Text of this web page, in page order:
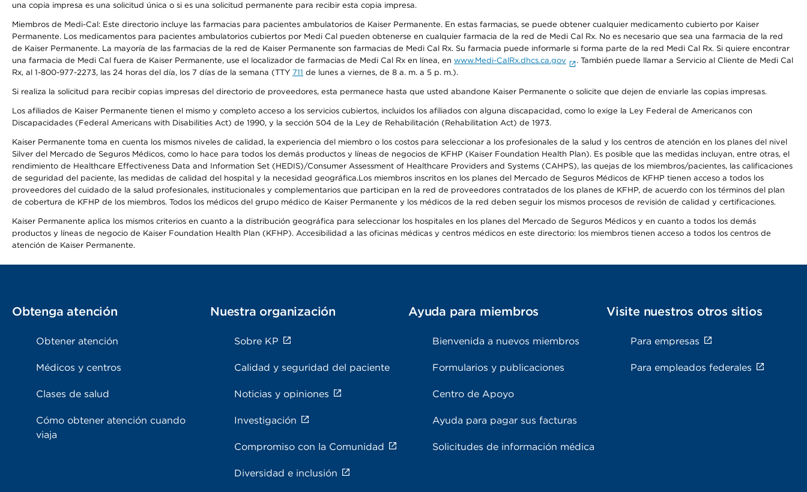
una copia impresa es una solicitud única o si es una solicitud permanente para recibir esta copia impresa.
Miembros de Medi-Cal: Este directorio incluye las farmacias para pacientes ambulatorios de Kaiser Permanente. En estas farmacias, se puede obtener cualquier medicamento cubierto por Kaiser
Permanente. Los medicamentos para pacientes ambulatorios cubiertos por Medi Cal pueden obtenerse en cualquier farmacia de la red de Medi Cal Rx. No es necesario que sea una farmacia de la red
de Kaiser Permanente. La mayoría de las farmacias de la red de Kaiser Permanente son farmacias de Medi Cal Rx. Su farmacia puede informarle si forma parte de la red Medi Cal Rx. Si quiere encontrar
una farmacia de Medi Cal fuera de Kaiser Permanente, use el localizador de farmacias de Medi Cal Rx en línea, en www.Medi-CalRx.dhcs.ca.gov
. También puede llamar a Servicio al Cliente de Medi Cal
Rx, al 1-800-977-2273, las 24 horas del día, los 7 días de la semana (TTY 711 de lunes a viernes, de 8 a. m. a 5 p. m.).
Si realiza la solicitud para recibir copias impresas del directorio de proveedores, esta permanece hasta que usted abandone Kaiser Permanente o solicite que dejen de enviarle las copias impresas.
Los afiliados de Kaiser Permanente tienen el mismo y completo acceso a los servicios cubiertos, incluidos los afiliados con alguna discapacidad, como lo exige la Ley Federal de Americanos con
Discapacidades (Federal Americans with Disabilities Act) de 1990, y la sección 504 de la Ley de Rehabilitación (Rehabilitation Act) de 1973.
Kaiser Permanente toma en cuenta los mismos niveles de calidad, la experiencia del miembro o los costos para seleccionar a los profesionales de la salud y los centros de atención en los planes del nivel
Silver del Mercado de Seguros Médicos, como lo hace para todos los demás productos y líneas de negocios de KFHP (Kaiser Foundation Health Plan). Es posible que las medidas incluyan, entre otras, el
rendimiento de Healthcare Effectiveness Data and Information Set (HEDIS)/Consumer Assessment of Healthcare Providers and Systems (CAHPS), las quejas de los miembros/pacientes, las calificaciones
de seguridad del paciente, las medidas de calidad del hospital y la necesidad geográfica.Los miembros inscritos en los planes del Mercado de Seguros Médicos de KFHP tienen acceso a todos los
proveedores del cuidado de la salud profesionales, institucionales y complementarios que participan en la red de proveedores contratados de los planes de KFHP, de acuerdo con los términos del plan
de cobertura de KFHP de los miembros. Todos los médicos del grupo médico de Kaiser Permanente y los médicos de la red deben seguir los mismos procesos de revisión de calidad y certificaciones.
Kaiser Permanente aplica los mismos criterios en cuanto a la distribución geográfica para seleccionar los hospitales en los planes del Mercado de Seguros Médicos y en cuanto a todos los demás
productos y líneas de negocio de Kaiser Foundation Health Plan (KFHP). Accesibilidad a las oficinas médicas y centros médicos en este directorio: los miembros tienen acceso a todos los centros de
atención de Kaiser Permanente.
Obtenga atención
Obtener atención
Médicos y centros
Clases de salud
Cómo obtener atención cuando
viaja
Nuestra organización
Sobre KP
Calidad y seguridad del paciente
Noticias y opiniones
Investigación
Compromiso con la Comunidad
Diversidad e inclusión
Ayuda para miembros
Bienvenida a nuevos miembros
Formularios y publicaciones
Centro de Apoyo
Ayuda para pagar sus facturas
Solicitudes de información médica
Visite nuestros otros sitios
Para empresas
Para empleados federales